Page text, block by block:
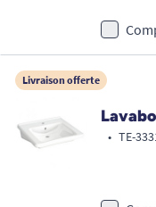
Livraison offerte
• TE-